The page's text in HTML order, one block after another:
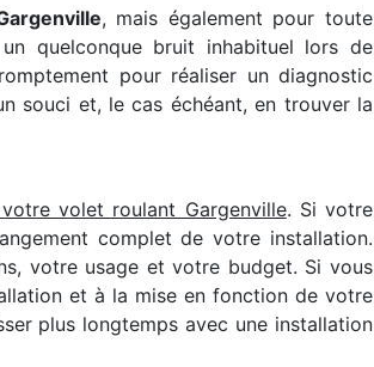
, mais également pour toute
quelconque bruit inhabituel lors de
pour réaliser un diagnostic
souci et, le cas échéant, en trouver la
volet roulant Gargenville. Si votre
complet de votre installation.
votre usage et votre budget. Si vous
et à la mise en fonction de votre
plus longtemps avec une installation